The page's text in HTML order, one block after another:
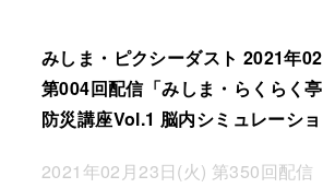
みしま・ピクシーダスト 2021年
第004回配信「みしま・らくらく
防災講座Vol.1 脳内シミュレーシ
2021年02月23日(火) 第350回配信